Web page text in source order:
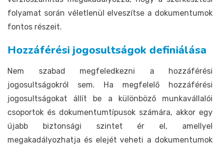
folyamat során véletlenül elveszítse a dokumentumok
fontos részeit.
Hozzáférési jogosultságok definiálása
Nem szabad megfeledkezni a hozzáférési
jogosultságokról sem. Ha megfelelő hozzáférési
jogosultságokat állít be a különböző munkavállalói
csoportok és dokumentumtípusok számára, akkor egy
újabb biztonsági szintet ér el, amellyel
megakadályozhatja és elejét veheti a dokumentumok